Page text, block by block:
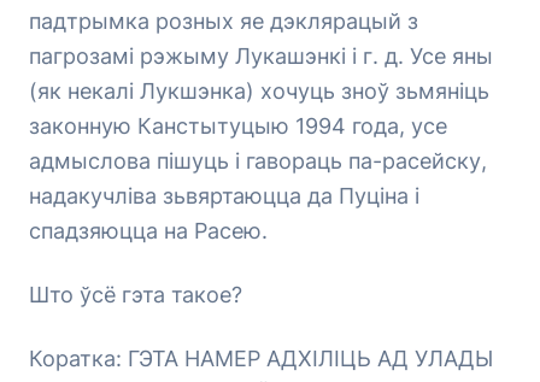
падтрымка розных яе дэклярацый з
пагрозамі рэжыму Лукашэнкі і г. д. Усе яны
(як некалі Лукшэнка) хочуць зноў зьмяніць
законную Канстытуцыю 1994 года, усе
адмыслова пішуць і гавораць па-расейску,
надакучліва зьвяртаюцца да Пуціна і
спадзяюцца на Расею.
Што ўсё гэта такое?
Коратка: ГЭТА НАМЕР АДХІЛІЦЬ АД УЛАДЫ